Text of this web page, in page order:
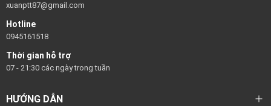
xuanptt87@gmail.com
Hotline
0945161518
Thời gian hỗ trợ
07 - 21:30 các ngày trong tuần
HƯỚNG DẪN